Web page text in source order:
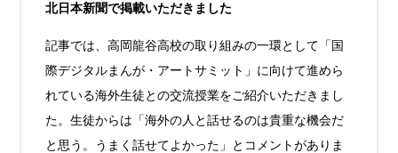
北日本新聞で掲載いただきました
記事では、高岡龍谷高校の取り組みの一環として「国
際デジタルまんが・アートサミット」に向けて進めら
れている海外生徒との交流授業をご紹介いただきまし
た。生徒からは「海外の人と話せるのは貴重な機会だ
と思う。うまく話せてよかった」とコメントがありま